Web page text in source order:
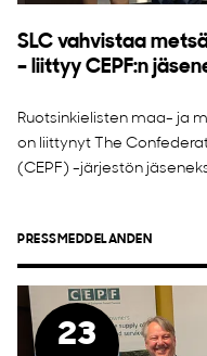
SLC vahvistaa
– liittyy CEPF:n
Ruotsinkielisten maa- ja
on liittynyt The
(CEPF) -järjestön
PRESSMEDDELANDEN
23